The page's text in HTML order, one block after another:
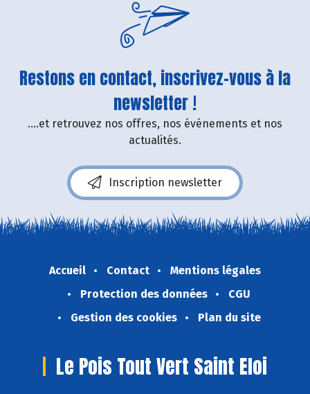
Restons en contact, inscrivez-vous à la
newsletter !
....et retrouvez nos offres, nos événements et nos
actualités.
Inscription newsletter
Accueil Contact
Mentions légales
Protection des données
CGU
Gestion des cookies
Plan du site
Le Pois Tout Vert Saint Eloi